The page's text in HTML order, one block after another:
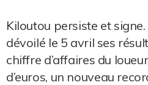
Kiloutou persiste et
dévoilé le 5 avril ses
chiffre d’affaires du
d’euros, un nouveau